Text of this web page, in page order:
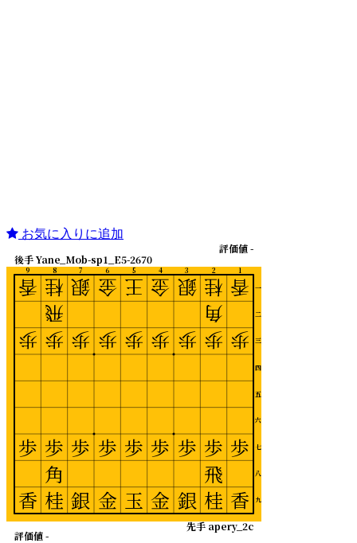
お気に入りに追加
1
2
3
4
5
6
7
8
9
一
二
三
四
五
六
七
八
九
先手 apery_2c
後手 Yane_Mob-sp1_E5-2670
評価値 -
評価値 -
香
歩
歩
香
桂
角
歩
歩
飛
桂
銀
歩
歩
銀
金
歩
歩
金
王
歩
歩
玉
金
歩
歩
金
銀
歩
歩
銀
桂
飛
歩
歩
角
桂
香
歩
歩
香